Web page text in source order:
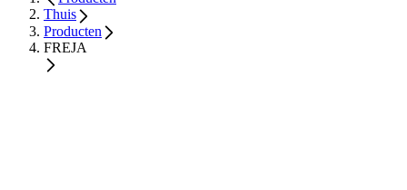
Thuis
Producten
FREJA